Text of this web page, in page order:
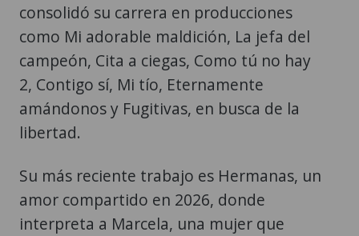
consolidó su carrera en producciones
como Mi adorable maldición, La jefa del
campeón, Cita a ciegas, Como tú no hay
2, Contigo sí, Mi tío, Eternamente
amándonos y Fugitivas, en busca de la
libertad.
Su más reciente trabajo es Hermanas, un
amor compartido en 2026, donde
interpreta a Marcela, una mujer que